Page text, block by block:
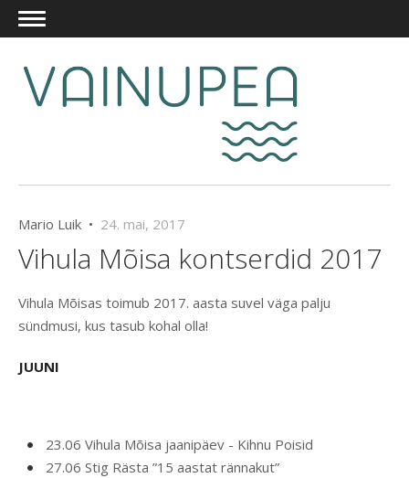
Mario Luik • 24. mai, 2017
Vihula Mõisa kontserdid 2017
Vihula Mõisas toimub 2017. aasta suvel väga palju
sündmusi, kus tasub kohal olla!
JUUNI
23.06 Vihula Mõisa jaanipäev - Kihnu Poisid
27.06 Stig Rästa ”15 aastat rännakut”